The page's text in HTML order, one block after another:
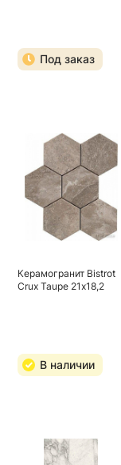
Под заказ
Керамогранит Bistrot
Crux Taupe 21х18,2
В наличии